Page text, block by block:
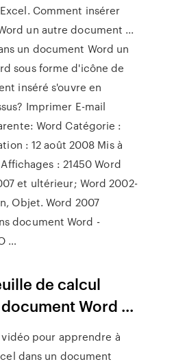
Comment insérer
un autre document ...
un document Word un
sous forme d'icône de
inséré s'ouvre en
Imprimer E-mail
Word Catégorie :
: 12 août 2008 Mis à
: 21450 Word
et ultérieur; Word 2002-
Objet. Word 2007
document Word -
…
de calcul
Word ...
vidéo pour apprendre à
dans un document